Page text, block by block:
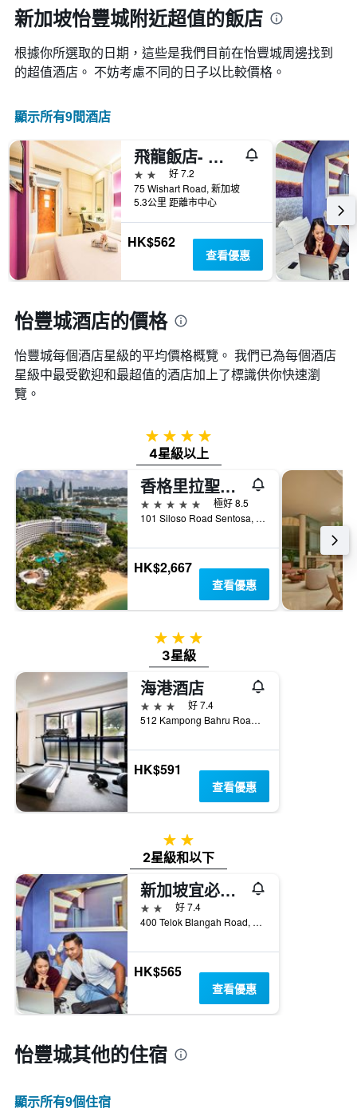
月
份
此
圖
表
1
軸，
顯
示
平
均
價
格
房
間
均
價
圖
具
有
1
條
X
軸，
顯
示
一
週
的
各
此
圖
表
軸，
顯
示
房
間
的
平
均
價
格
新加坡怡豐城附近超值的飯店
根據你所選取的日期，這些是我們目前在怡豐城​周邊找到
的超值​酒店。 不妨考慮不同的日子以比較價格。
顯示所有9間酒店
飛龍飯店- 威寶
2星級
好 7.2
75 Wishart Road, 新加坡
5.3公里 距離市中心
HK$562
查看優惠
怡豐城酒店的價格
怡豐城​每個酒店星級的平均價格概覽。 我們已為每個酒店
星級中最受歡迎和最超值的酒店加上了標識供你快速瀏
覽。
4星級
4星級以上
香格里拉聖淘沙度假酒店
5星級
極好 8.5
101 Siloso Road Sentosa, 新加坡
HK$2,667
查看優惠
3星級
3星級
海港酒店
3星級
好 7.4
512 Kampong Bahru Road, 新加坡
HK$591
查看優惠
2星級
2星級和以下
新加坡宜必思快捷花柏山酒店
2星級
好 7.4
400 Telok Blangah Road, 新加坡
HK$565
查看優惠
怡豐城​其他的住宿
顯示所有9​個住宿